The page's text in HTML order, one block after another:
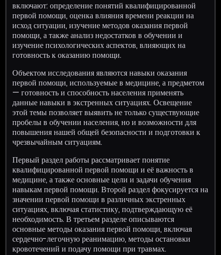
включают: определение понятий квалифицированной
первой помощи, оценка влияния времени реакции на
исход ситуации, изучение методов оказания первой
помощи, а также анализ недостатков в обучении и
изучение психологических аспектов, влияющих на
готовность к оказанию помощи.
Объектом исследования являются навыки оказания
первой помощи, используемые в медицине, а предметом
— готовность и способность населения применять
данные навыки в экстренных ситуациях. Освещение
этой темы позволяет выявить не только существующие
пробелы в обучении населения, но и возможности для
повышения нашей общей безопасности и подготовки к
чрезвычайным ситуациям.
Первый раздел работы рассматривает понятие
квалифицированной первой помощи и её важность в
медицине, а также основные цели и задачи обучения
навыкам первой помощи. Второй раздел фокусируется на
значении первой помощи в различных экстренных
ситуациях, включая статистику, подтверждающую её
необходимость. В третьем разделе описываются
основные методы оказания первой помощи, включая
сердечно-легочную реанимацию, методы остановки
кровотечений и подачу помощи при травмах.